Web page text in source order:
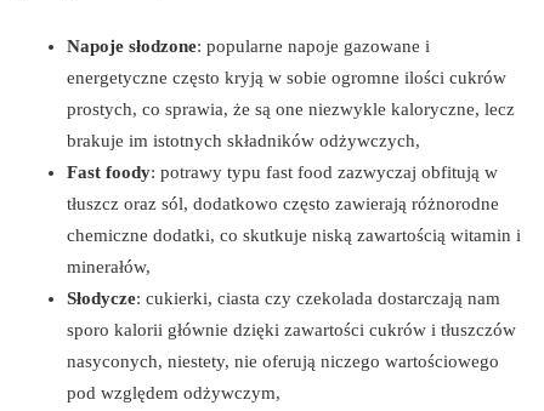
Napoje słodzone: popularne napoje gazowane i
energetyczne często kryją w sobie ogromne ilości cukrów
prostych, co sprawia, że są one niezwykle kaloryczne, lecz
brakuje im istotnych składników odżywczych,
Fast foody: potrawy typu fast food zazwyczaj obfitują w
tłuszcz oraz sól, dodatkowo często zawierają różnorodne
chemiczne dodatki, co skutkuje niską zawartością witamin i
minerałów,
Słodycze: cukierki, ciasta czy czekolada dostarczają nam
sporo kalorii głównie dzięki zawartości cukrów i tłuszczów
nasyconych, niestety, nie oferują niczego wartościowego
pod względem odżywczym,